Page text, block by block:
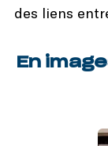
des liens
En